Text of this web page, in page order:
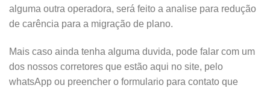
alguma outra operadora, será feito a analise para redução
de carência para a migração de plano.
Mais caso ainda tenha alguma duvida, pode falar com um
dos nossos corretores que estão aqui no site, pelo
whatsApp ou preencher o formulario para contato que